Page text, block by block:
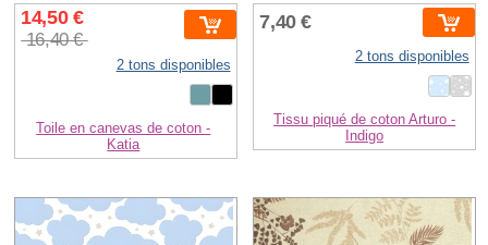
14,50 €
16,40 €
2 tons disponibles
Toile en canevas de coton -
Katia
7,40 €
2 tons disponibles
Tissu piqué de coton Arturo -
Indigo